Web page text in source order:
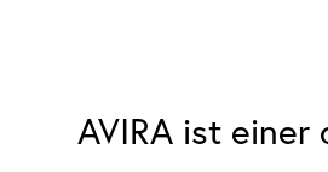
AVIRA ist